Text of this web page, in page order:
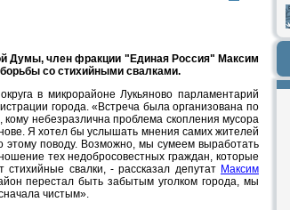
Думы, член фракции "Единая Россия" Максим
со стихийными свалками.
в микрорайоне Лукьяново парламентарий
города. «Встреча была организована по
небезразлична проблема скопления мусора
Я хотел бы услышать мнения самих жителей
поводу. Возможно, мы сумеем выработать
тех недобросовестных граждан, которые
свалки, - рассказал депутат Максим
перестал быть забытым уголком города, мы
чистым».